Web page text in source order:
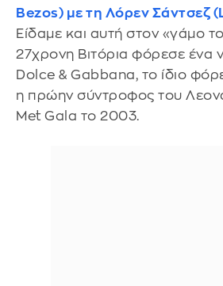
Bezos) με τη Λόρεν Σάντσεζ
Είδαμε και αυτή στον «γάμο
27χρονη Βιτόρια φόρεσε ένα
Dolce & Gabbana, το ίδιο
η πρώην σύντροφος του
Met Gala το 2003.